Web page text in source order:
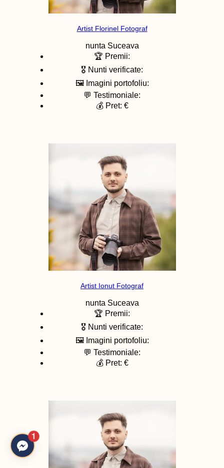
Artist Florinel Fotograf
nunta Suceava
🏆 Premii:
🎖️ Nunti verificate:
🖼️ Imagini portofoliu:
💬 Testimoniale:
💰 Pret: €
Artist Ionut Fotograf
nunta Suceava
🏆 Premii:
🎖️ Nunti verificate:
🖼️ Imagini portofoliu:
💬 Testimoniale:
💰 Pret: €